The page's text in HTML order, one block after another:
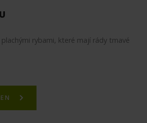
rybami, které mají rády tmavé